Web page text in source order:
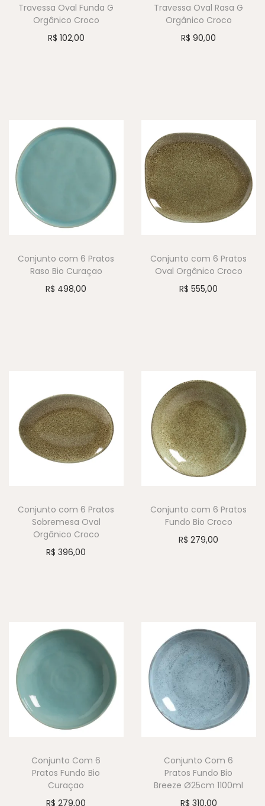
Travessa Oval Funda G
Orgânico Croco
R$ 102,00
Travessa Oval Rasa G
Orgânico Croco
R$ 90,00
Conjunto com 6 Pratos
Raso Bio Curaçao
R$ 498,00
Conjunto com 6 Pratos
Oval Orgânico Croco
R$ 555,00
Conjunto com 6 Pratos
Sobremesa Oval
Orgânico Croco
R$ 396,00
Conjunto com 6 Pratos
Fundo Bio Croco
R$ 279,00
Conjunto Com 6
Pratos Fundo Bio
Curaçao
R$ 279,00
Conjunto Com 6
Pratos Fundo Bio
Breeze Ø25cm 1100ml
R$ 310,00